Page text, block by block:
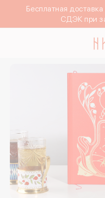
Бесплатная
СДЭК при